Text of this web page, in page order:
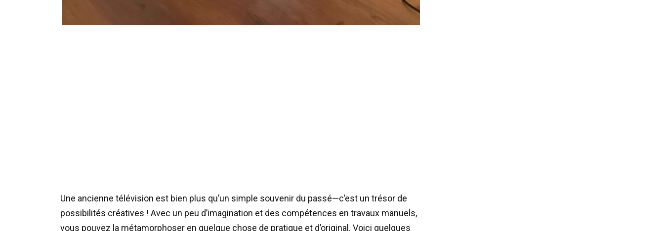
Une ancienne télévision est bien plus qu’un simple souvenir du passé—c’est un trésor de
possibilités créatives ! Avec un peu d’imagination et des compétences en travaux manuels,
vous pouvez la métamorphoser en quelque chose de pratique et d’original. Voici quelques